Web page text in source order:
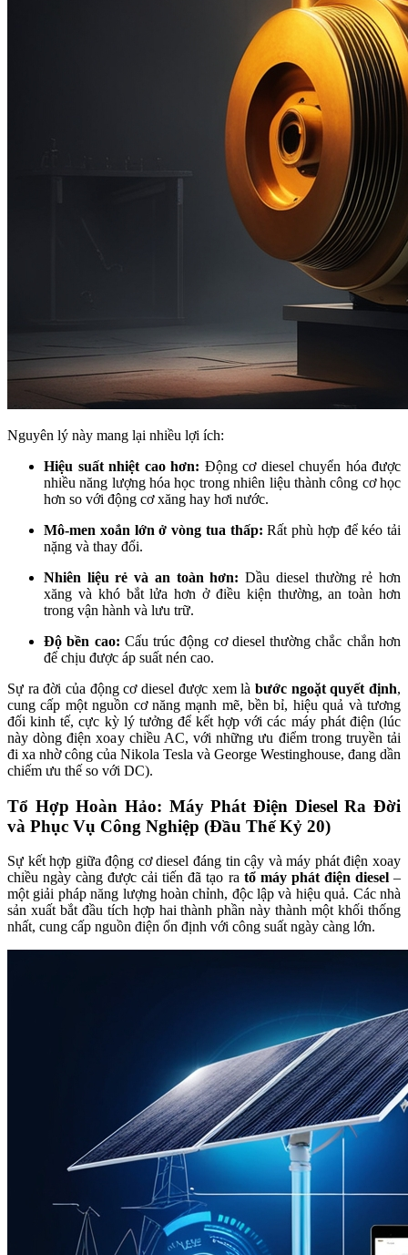
Nguyên lý này mang lại nhiều lợi ích:
Hiệu suất nhiệt cao hơn: Động cơ diesel chuyển hóa được
nhiều năng lượng hóa học trong nhiên liệu thành công cơ học
hơn so với động cơ xăng hay hơi nước.
Mô-men xoắn lớn ở vòng tua thấp: Rất phù hợp để kéo tải
nặng và thay đổi.
Nhiên liệu rẻ và an toàn hơn: Dầu diesel thường rẻ hơn
xăng và khó bắt lửa hơn ở điều kiện thường, an toàn hơn
trong vận hành và lưu trữ.
Độ bền cao: Cấu trúc động cơ diesel thường chắc chắn hơn
để chịu được áp suất nén cao.
Sự ra đời của động cơ diesel được xem là bước ngoặt quyết định,
cung cấp một nguồn cơ năng mạnh mẽ, bền bỉ, hiệu quả và tương
đối kinh tế, cực kỳ lý tưởng để kết hợp với các máy phát điện (lúc
này dòng điện xoay chiều AC, với những ưu điểm trong truyền tải
đi xa nhờ công của Nikola Tesla và George Westinghouse, đang dần
chiếm ưu thế so với DC).
Tổ Hợp Hoàn Hảo: Máy Phát Điện Diesel Ra Đời
và Phục Vụ Công Nghiệp (Đầu Thế Kỷ 20)
Sự kết hợp giữa động cơ diesel đáng tin cậy và máy phát điện xoay
chiều ngày càng được cải tiến đã tạo ra tổ máy phát điện diesel–
một giải pháp năng lượng hoàn chỉnh, độc lập và hiệu quả. Các nhà
sản xuất bắt đầu tích hợp hai thành phần này thành một khối thống
nhất, cung cấp nguồn điện ổn định với công suất ngày càng lớn.